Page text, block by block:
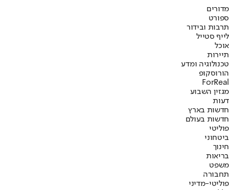
מדורים
ספורט
תרבות ובידור
לייף סטייל
אוכל
תיירות
טכנולוגיה ומדע
הורוסקופ
ForReal
מגזין השבוע
דעות
חדשות בארץ
חדשות בעולם
פוליטי
ביטחוני
חינוך
בריאות
משפט
תחבורה
פוליטי-מדיני